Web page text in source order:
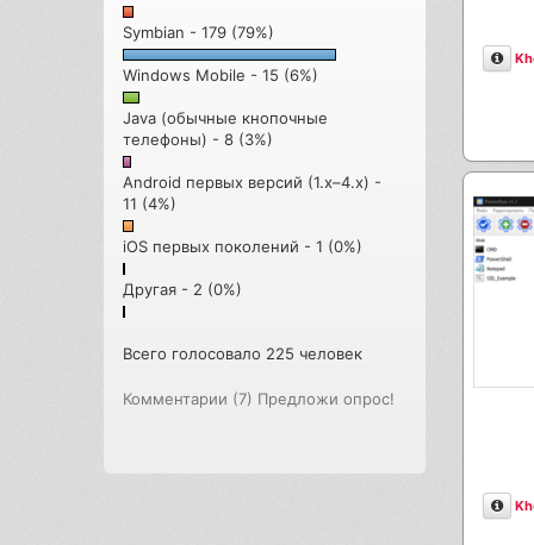
Symbian - 179 (79%)
Windows Mobile - 15 (6%)
Java (обычные кнопочные
телефоны) - 8 (3%)
Android первых версий (1.x–4.x) -
11 (4%)
iOS первых поколений - 1 (0%)
Другая - 2 (0%)
Всего голосовало 225 человек
Комментарии (7) Предложи опрос!